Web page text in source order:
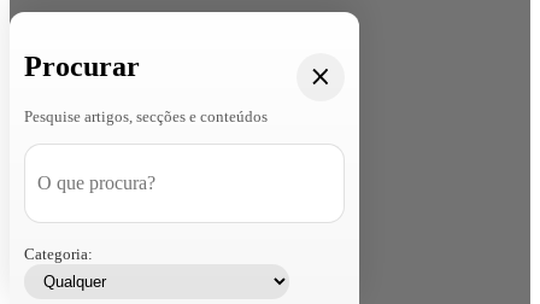
Procurar
Pesquise artigos, secções e conteúdos
Categoria: